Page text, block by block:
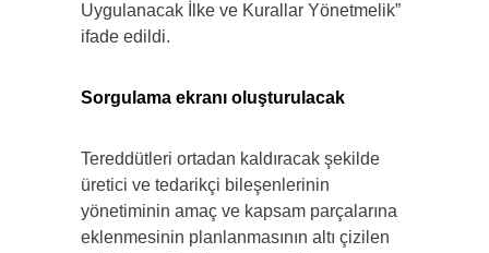
Uygulanacak İlke ve Kurallar Yönetmelik”
ifade edildi.
Sorgulama ekranı oluşturulacak
Tereddütleri ortadan kaldıracak şekilde
üretici ve tedarikçi bileşenlerinin
yönetiminin amaç ve kapsam parçalarına
eklenmesinin planlanmasının altı çizilen